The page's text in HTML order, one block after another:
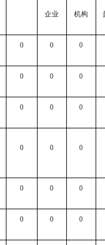
企业 机构
0 0 0
0 0 0
0 0 0
0 0 0
0 0 0
0 0 0